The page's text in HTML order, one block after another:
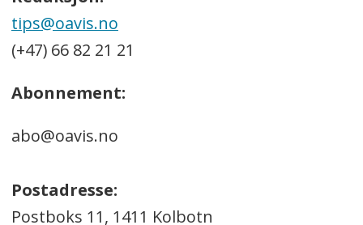
tips@oavis.no
(+47) 66 82 21 21
Abonnement:
abo@oavis.no
Postadresse:
Postboks 11, 1411 Kolbotn